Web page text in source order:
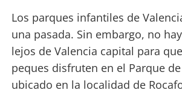
Los parques infantiles de
una pasada. Sin embargo, no
lejos de Valencia capital para
peques disfruten en el Parque
ubicado en la localidad de